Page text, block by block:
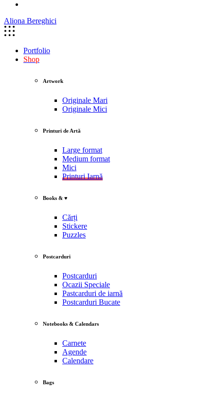
Aliona Bereghici
Portfolio
Shop
Artwork
Originale Mari
Originale Mici
Printuri de Artă
Large format
Medium format
Mici
Printuri Iarnă
Books & ♥
Cărți
Stickere
Puzzles
Postcarduri
Postcarduri
Ocazii Speciale
Pastcarduri de iarnă
Postcarduri Bucate
Notebooks & Calendars
Carnete
Agende
Calendare
Bags